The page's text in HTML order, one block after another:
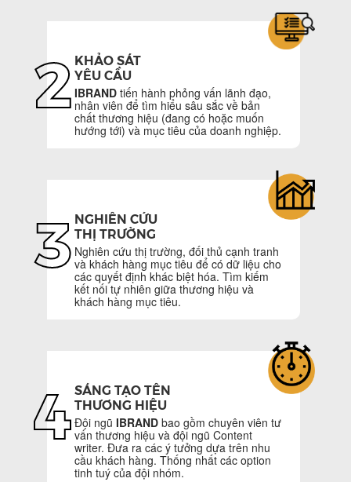
2 KHẢO SÁT
YÊU CẦU
IBRAND tiến hành phỏng vấn lãnh đạo,
nhân viên để tìm hiểu sâu sắc về bản
chất thương hiệu (đang có hoặc muốn
hướng tới) và mục tiêu của doanh nghiệp.
3 NGHIÊN CỨU
THỊ TRƯỜNG
Nghiên cứu thị trường, đối thủ cạnh tranh
và khách hàng mục tiêu để có dữ liệu cho
các quyết định khác biệt hóa. Tìm kiếm
kết nối tự nhiên giữa thương hiệu và
khách hàng mục tiêu.
4SÁNG TẠO TÊN
THƯƠNG HIỆU
Đội ngũ IBRAND bao gồm chuyên viên tư
vấn thương hiệu và đội ngũ Content
writer. Đưa ra các ý tưởng dựa trên nhu
cầu khách hàng. Thống nhất các option
tinh tuý của đội nhóm.